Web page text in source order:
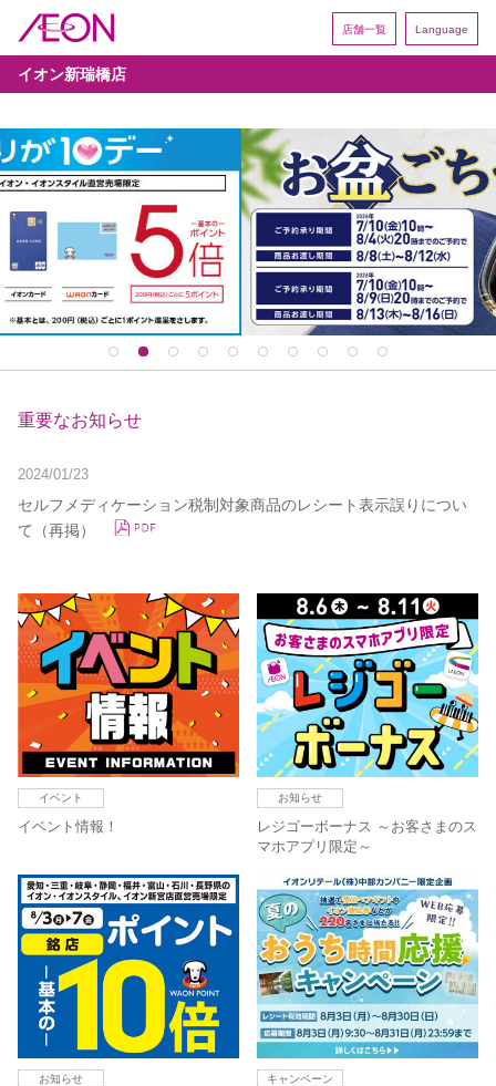
店舗一覧 Language
イオン新瑞橋店
重要なお知らせ
2024/01/23
セルフメディケーション税制対象商品のレシート表示誤りについ
て（再掲）
イベント
イベント情報！
お知らせ
レジゴーボーナス ～お客さまのス
マホアプリ限定～
お知らせ キャンペーン